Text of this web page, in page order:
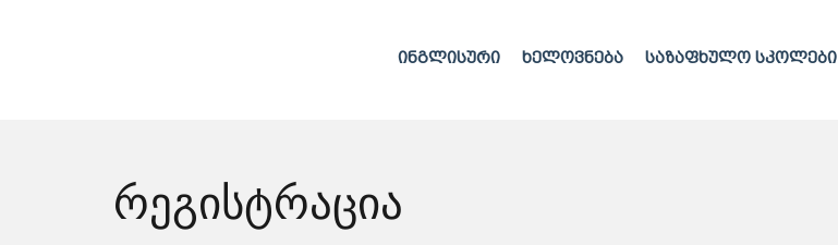
ინგლისური ხელოვნება საზაფხულო სკოლები
რეგისტრაცია